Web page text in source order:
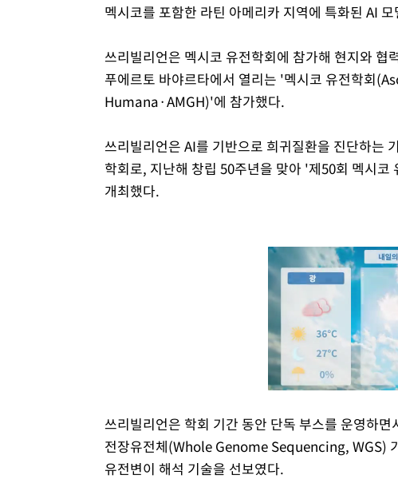
멕시코를 포함한 라틴 아메리카 지역에 특화된 AI
쓰리빌리언은 멕시코 유전학회에 참가해 현지와
푸에르토 바야르타에서 열리는 '멕시코 유전학회
Humana·AMGH)'에 참가했다.
쓰리빌리언은 AI를 기반으로 희귀질환을 진단하는
학회로, 지난해 창립 50주년을 맞아 '제50회 멕시
개최했다.
쓰리빌리언은 학회 기간 동안 단독 부스를 운영하
전장유전체(Whole Genome Sequencing, WGS)
유전변이 해석 기술을 선보였다.